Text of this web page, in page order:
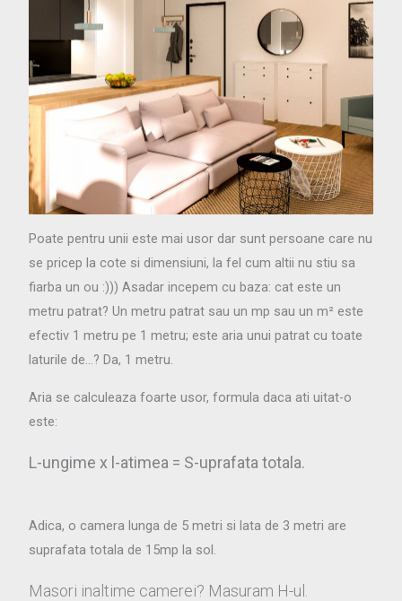
Poate pentru unii este mai usor dar sunt persoane care nu
se pricep la cote si dimensiuni, la fel cum altii nu stiu sa
fiarba un ou :))) Asadar incepem cu baza: cat este un
metru patrat? Un metru patrat sau un mp sau unm² este
efectiv 1 metru pe 1 metru; este aria unui patrat cu toate
laturile de…? Da, 1 metru.
Aria se calculeaza foarte usor, formula daca ati uitat-o
este:
L-ungime x l-atimea = S-uprafata totala.
Adica, o camera lunga de 5 metri si lata de 3 metri are
suprafata totala de 15mp la sol.
Masori inaltime camerei? Masuram H-ul.